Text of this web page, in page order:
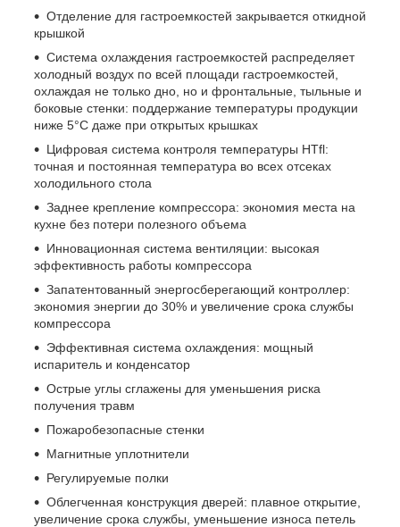
Отделение для гастроемкостей закрывается откидной
крышкой
Система охлаждения гастроемкостей распределяет
холодный воздух по всей площади гастроемкостей,
охлаждая не только дно, но и фронтальные, тыльные и
боковые стенки: поддержание температуры продукции
ниже 5°С даже при открытых крышках
Цифровая система контроля температуры HTfl:
точная и постоянная температура во всех отсеках
холодильного стола
Заднее крепление компрессора: экономия места на
кухне без потери полезного объема
Инновационная система вентиляции: высокая
эффективность работы компрессора
Запатентованный энергосберегающий контроллер:
экономия энергии до 30% и увеличение срока службы
компрессора
Эффективная система охлаждения: мощный
испаритель и конденсатор
Острые углы сглажены для уменьшения риска
получения травм
Пожаробезопасные стенки
Магнитные уплотнители
Регулируемые полки
Облегченная конструкция дверей: плавное открытие,
увеличение срока службы, уменьшение износа петель